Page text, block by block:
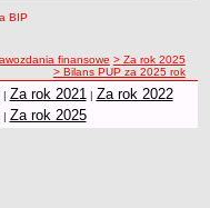
podmiotu publicznego
finansowe > Za rok 2025
> Bilans PUP za 2025 rok
| Za rok 2021 | Za rok 2022
| Za rok 2025